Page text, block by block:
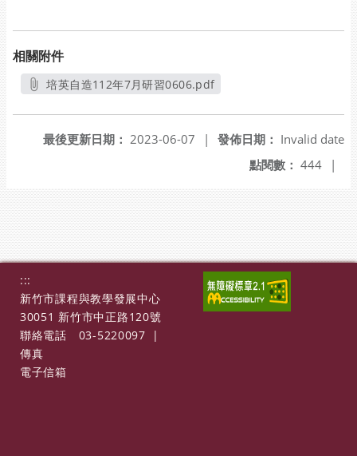
相關附件
培英自造112年7月研習0606.pdf
發佈日期： Invalid date
最後更新日期： 2023-06-07
|
點閱數： 444 |
:::
新竹市課程與教學發展中心
30051 新竹市中正路120號
聯絡電話
03-5220097
|
傳真
電子信箱